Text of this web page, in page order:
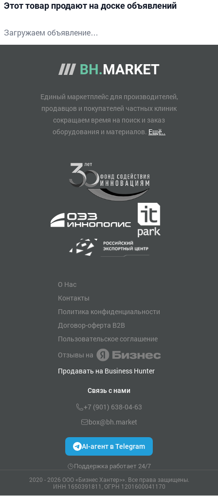
Этот товар продают на доске объявлений
Загружаем объявление…
Единый маркетплейс для производителей,
продавцов и покупателей частных клиник
сокращаем время на поиск и заказ
оборудования и материалов. Ещё..
О Нас
Контакты
Политика конфиденциальности
Договор-оферта B2B
Пользовательское соглашение
Отзывы на
Продавать на Business Hunter
Связь с нами
+7 (901) 638-04-63
box@bh.market
AI-агент в Telegram
Поддержка работает 24/7
2020 - 2026 ООО «Бизнес Хантер>». Все права защищены.
ИНН 1650391811, ОГРН 1201600041170